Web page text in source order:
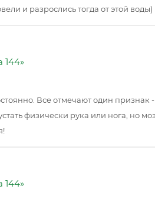
и разрослись тогда от этой воды)
144»
Все отмечают один признак -
физически рука или нога, но
144»